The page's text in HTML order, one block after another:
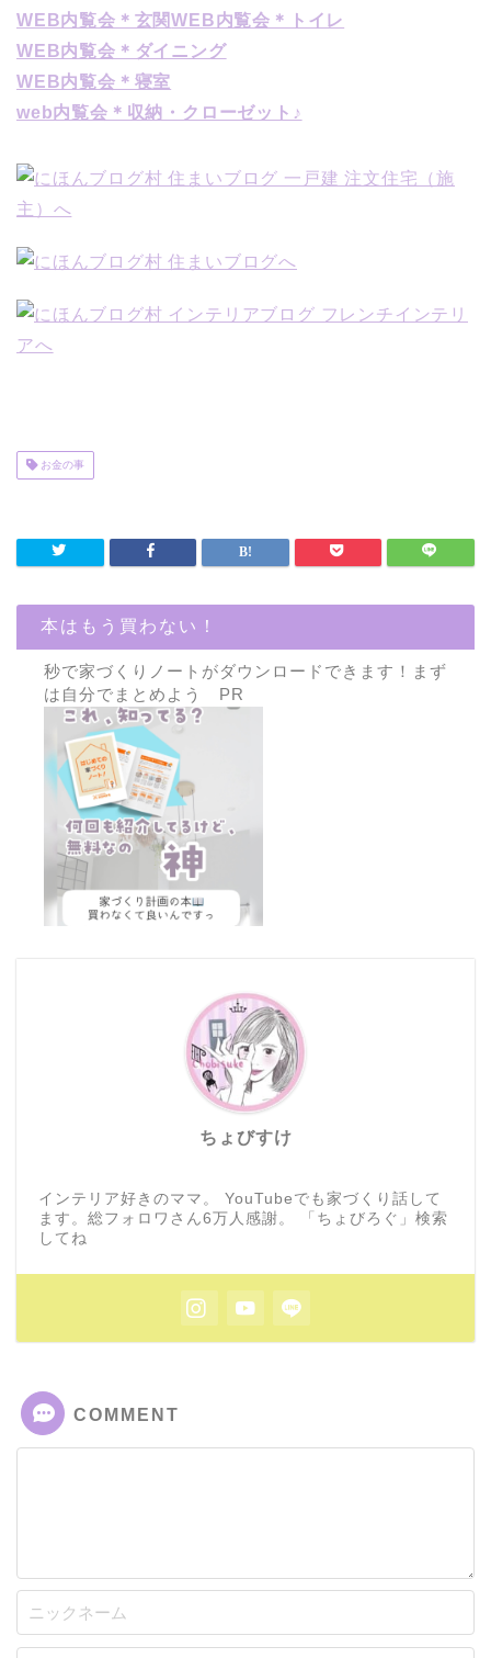
WEB内覧会＊玄関WEB内覧会＊トイレ
WEB内覧会＊ダイニング
WEB内覧会＊寝室
web内覧会＊収納・クローゼット♪
お金の事
本はもう買わない！
秒で家づくりノートがダウンロードできます！まず
は自分でまとめよう PR
ちょびすけ
インテリア好きのママ。 YouTubeでも家づくり話して
ます。総フォロワさん6万人感謝。 「ちょびろぐ」検索
してね
COMMENT